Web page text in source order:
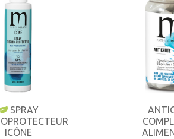
SPRAY
ICÔNE